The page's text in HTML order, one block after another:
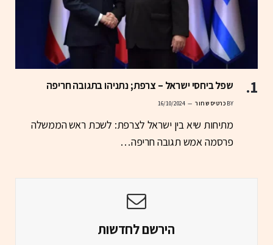
שפל ביחסי ישראל – צרפת; נתניהו בתגובה חריפה
BY כרטיס שחור 16/10/2024
מתיחות שיא בין ישראל לצרפת: לשכת ראש הממשלה
פרסמה אמש תגובה חריפה…
הירשם לחדשות